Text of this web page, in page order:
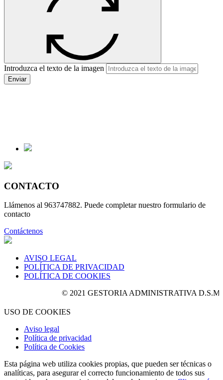
Introduzca el texto de la imagen
Enviar
CONTACTO
Llámenos al 963747882. Puede completar nuestro formulario de
contacto
Contáctenos
AVISO LEGAL
POLÍTICA DE PRIVACIDAD
POLÍTICA DE COOKIES
© 2021 GESTORIA ADMINISTRATIVA D.S.M Y
USO DE COOKIES
Aviso legal
Política de privacidad
Política de Cookies
Esta página web utiliza cookies propias, que pueden ser técnicas o
analíticas, para asegurar el correcto funcionamiento de todos sus